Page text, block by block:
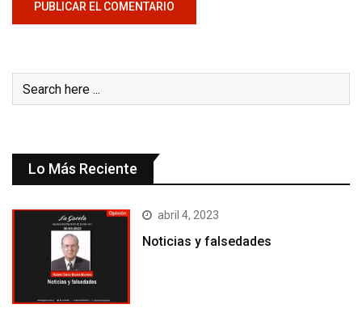
Lo Más Reciente
abril 4, 2023
Noticias y falsedades